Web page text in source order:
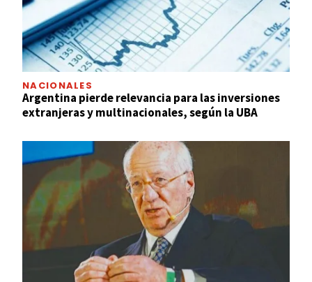
NACIONALES
Argentina pierde relevancia para las inversiones
extranjeras y multinacionales, según la UBA